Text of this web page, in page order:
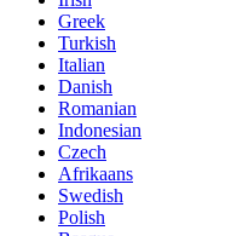
Greek
Turkish
Italian
Danish
Romanian
Indonesian
Czech
Afrikaans
Swedish
Polish